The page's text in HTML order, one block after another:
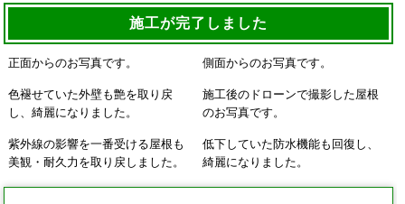
施工が完了しました
正面からのお写真です。 側面からのお写真です。
色褪せていた外壁も艶を取り戻
し、綺麗になりました。
施工後のドローンで撮影した屋根
のお写真です。
紫外線の影響を一番受ける屋根も
美観・耐久力を取り戻しました。
低下していた防水機能も回復し、
綺麗になりました。